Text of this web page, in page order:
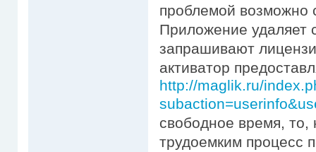
проблемой возможно
Приложение удаляет
запрашивают
активатор
http://maglik.ru/
свободное время, то,
трудоемким процесс